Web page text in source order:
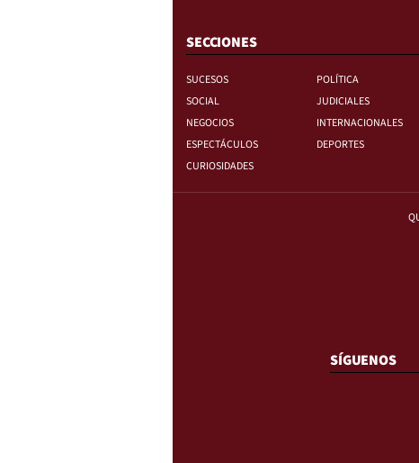
SECCIONES
SUCESOS
POLÍTICA
SOCIAL
JUDICIALES
NEGOCIOS
INTERNACIONALES
ESPECTÁCULOS
DEPORTES
CURIOSIDADES
SÍGUENOS